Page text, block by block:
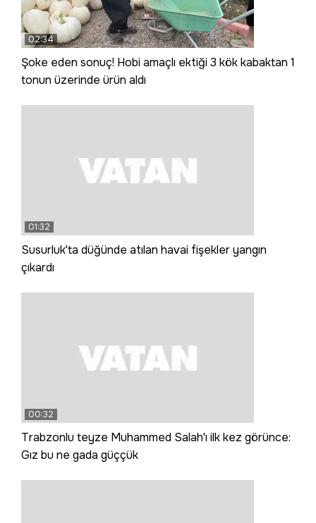
02:34
Şoke eden sonuç! Hobi amaçlı ektiği 3 kök kabaktan 1
tonun üzerinde ürün aldı
01:32
Susurluk'ta düğünde atılan havai fişekler yangın
çıkardı
00:32
Trabzonlu teyze Muhammed Salah'ı ilk kez görünce:
Gız bu ne gada güççük